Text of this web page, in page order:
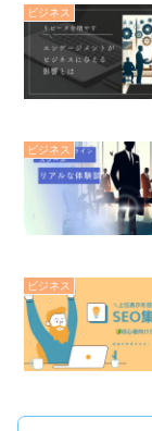
ビジネス
ビジネス
ビジネス